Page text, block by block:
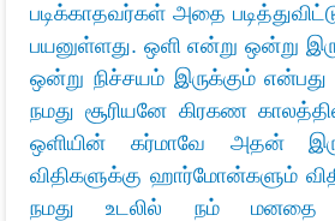
படிக்காதவர்கள் அதை
பயனுள்ளது. ஒளி என்று ஒன்று
ஒன்று நிச்சயம் இருக்கும்
நமது சூரியனே கிரகண
ஒளியின் கர்மாவே அதன்
விதிகளுக்கு ஹார்மோன்களும்
நமது உடலில் நம் மனதை